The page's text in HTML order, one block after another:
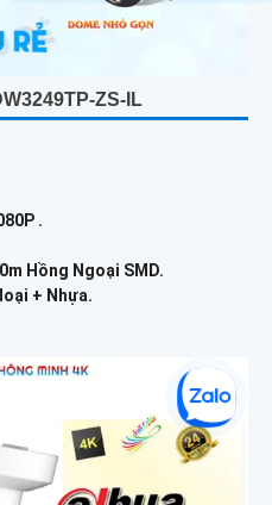
ZS-IL
.
Hồng Ngoại SMD.
+ Nhựa.